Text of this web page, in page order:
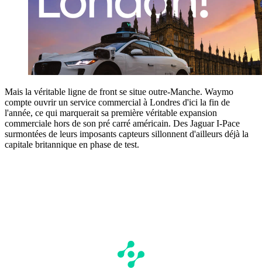
Mais la véritable ligne de front se situe outre-Manche. Waymo
compte ouvrir un service commercial à Londres d'ici la fin de
l'année, ce qui marquerait sa première véritable expansion
commerciale hors de son pré carré américain. Des Jaguar I-Pace
surmontées de leurs imposants capteurs sillonnent d'ailleurs déjà la
capitale britannique en phase de test.